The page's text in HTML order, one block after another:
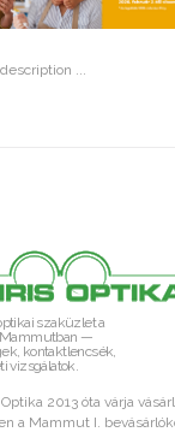
...
szaküzlet a
—
kontaktlencsék,
vizsgálatok.
2013 óta várja
a Mammut I.